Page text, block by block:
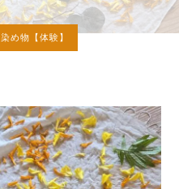
染め物【体験】